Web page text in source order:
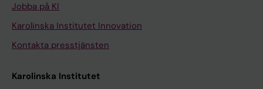
Jobba på KI
Karolinska Institutet Innovation
Kontakta presstjänsten
Karolinska Institutet